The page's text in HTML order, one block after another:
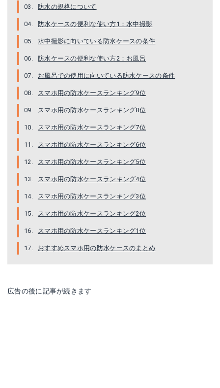
防水の規格について
防水ケースの便利な使い方1：水中撮影
水中撮影に向いている防水ケースの条件
防水ケースの便利な使い方2：お風呂
お風呂での使用に向いている防水ケースの条件
スマホ用の防水ケースランキング9位
スマホ用の防水ケースランキング8位
スマホ用の防水ケースランキング7位
スマホ用の防水ケースランキング6位
スマホ用の防水ケースランキング5位
スマホ用の防水ケースランキング4位
スマホ用の防水ケースランキング3位
スマホ用の防水ケースランキング2位
スマホ用の防水ケースランキング1位
おすすめスマホ用の防水ケースのまとめ
広告の後に記事が続きます
楽天で詳細を見る 楽天で詳細を見る